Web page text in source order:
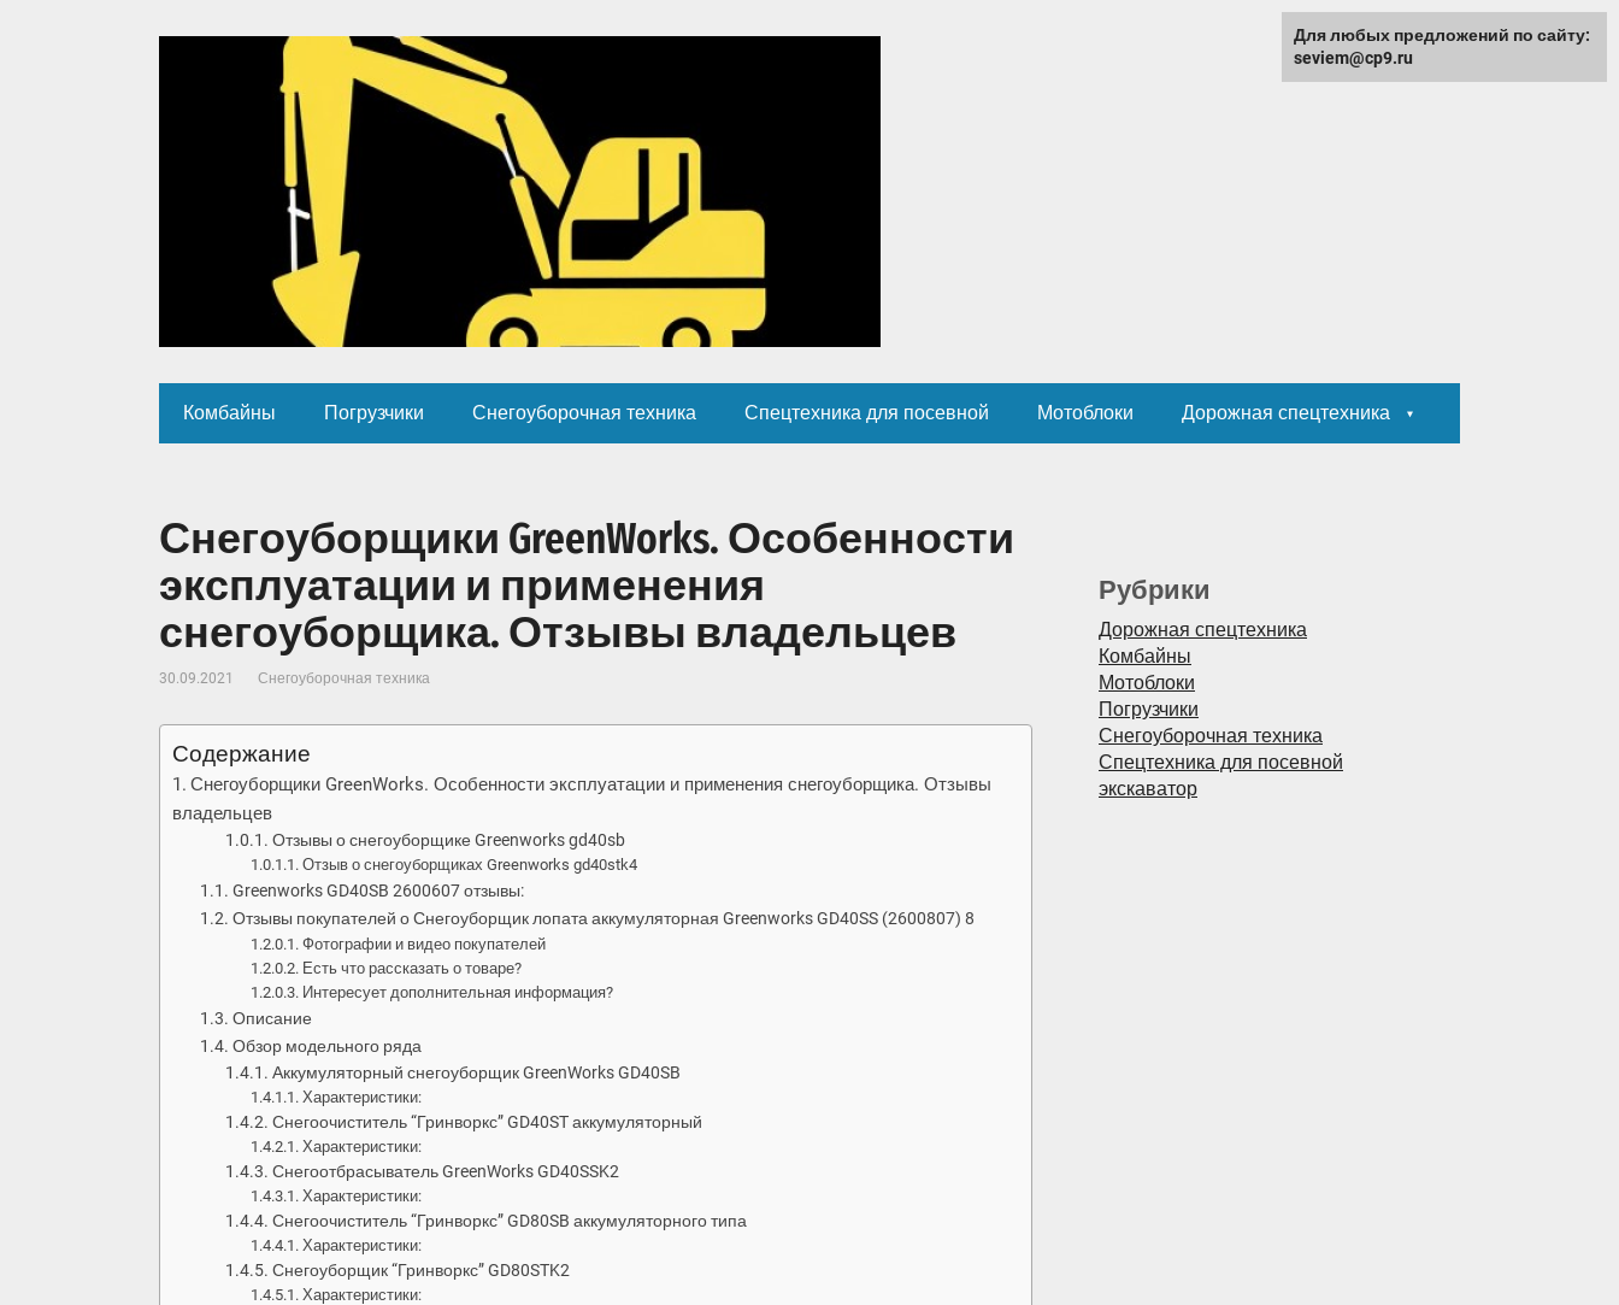
Комбайны Погрузчики Снегоуборочная техника Спецтехника для посевной Мотоблоки Дорожная спецтехника
Снегоуборщики GreenWorks. Особенности
эксплуатации и применения
снегоуборщика. Отзывы владельцев
30.09.2021 Снегоуборочная техника
Содержание
Снегоуборщики GreenWorks. Особенности эксплуатации и применения снегоуборщика. Отзывы
владельцев
Отзывы о снегоуборщике Greenworks gd40sb
Отзыв о снегоуборщиках Greenworks gd40stk4
Greenworks GD40SB 2600607 отзывы:
Отзывы покупателей о Снегоуборщик лопата аккумуляторная Greenworks GD40SS (2600807) 8
Фотографии и видео покупателей
Есть что рассказать о товаре?
Интересует дополнительная информация?
Описание
Обзор модельного ряда
Аккумуляторный снегоуборщик GreenWorks GD40SB
Характеристики:
Снегоочиститель “Гринворкс” GD40ST аккумуляторный
Характеристики:
Снегоотбрасыватель GreenWorks GD40SSK2
Характеристики:
Снегоочиститель “Гринворкс” GD80SB аккумуляторного типа
Характеристики:
Снегоуборщик “Гринворкс” GD80STK2
Характеристики:
Рубрики
Дорожная спецтехника
Комбайны
Мотоблоки
Погрузчики
Снегоуборочная техника
Спецтехника для посевной
экскаватор
Для любых предложений по сайту:
seviem@cp9.ru